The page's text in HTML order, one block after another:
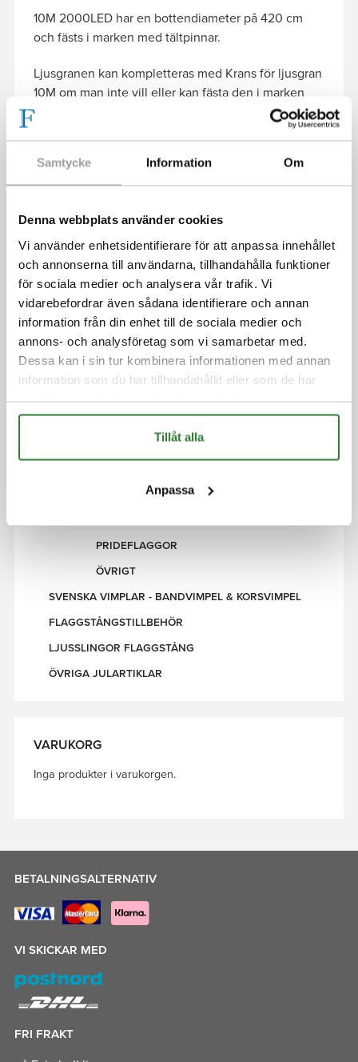
Samtycke Information Om
Denna webbplats använder cookies
Vi använder enhetsidentifierare för att anpassa innehållet
och annonserna till användarna, tillhandahålla funktioner
för sociala medier och analysera vår trafik. Vi
vidarebefordrar även sådana identifierare och annan
information från din enhet till de sociala medier och
annons- och analysföretag som vi samarbetar med.
Dessa kan i sin tur kombinera informationen med annan
information som du har tillhandahållit eller som de har
Tillåt alla
Anpassa
10M 2000LED har en bottendiameter på 420 cm
och fästs i marken med tältpinnar.
Ljusgranen kan kompletteras med Krans för ljusgran
10M om man inte vill eller kan fästa den i marken
och bottendimetern blir då istället 400 cm.
kvalitet och treårsgaranti.
Produkten finns i lager och kan skickas med DHL på
tisdagar och torsdagar.
PRODUKTKATEGORIER
FLAGGSTÅNGSBELYSNING
GLIMMA LJUSGRAN FÖR FLAGGSTÅNG
XMAS STARLIGHT
PRIDEFLAGGOR
ÖVRIGT
SVENSKA VIMPLAR - BANDVIMPEL & KORSVIMPEL
FLAGGSTÅNGSTILLBEHÖR
LJUSSLINGOR FLAGGSTÅNG
ÖVRIGA JULARTIKLAR
VARUKORG
Inga produkter i varukorgen.
BETALNINGSALTERNATIV
VI SKICKAR MED
FRI FRAKT